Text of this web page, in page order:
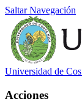
Saltar Navegación
Universidad de
Acciones